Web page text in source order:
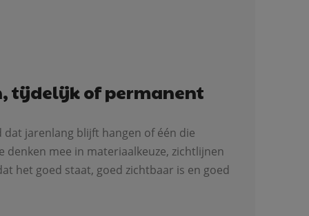
tijdelijk of permanent
jarenlang blijft hangen of één die
denken mee in materiaalkeuze, zichtlijnen
het goed staat, goed zichtbaar is en goed